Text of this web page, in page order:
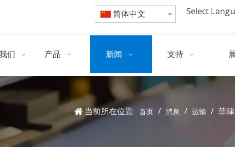
简体中文 Select
们 产品 新闻 支持
当前所在位置: 首页 / 消息 / 运输 / 菲